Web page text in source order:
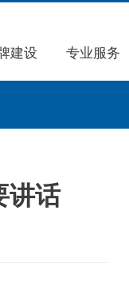
建设 专业服务
讲话